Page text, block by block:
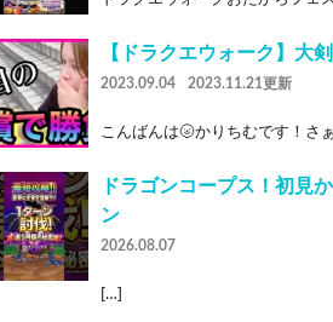
【ドラクエウォーク】大
2023.09.04 2023.11.21更新
こんばんは🌝かりちむです！さ
ドラゴンコープス！初見
ン
2026.08.07
[…]